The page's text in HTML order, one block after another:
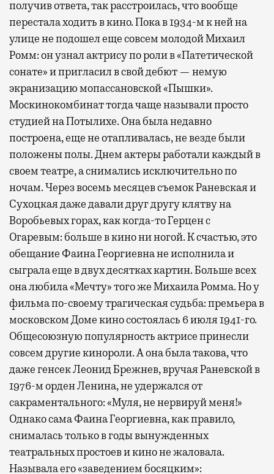
получив ответа, так расстроилась, что вообще
перестала ходить в кино. Пока в 1934-м к ней на
улице не подошел еще совсем молодой Михаил
Ромм: он узнал актрису по роли в «Патетической
сонате» и пригласил в свой дебют — немую
экранизацию мопассановской «Пышки».
Москинокомбинат тогда чаще называли просто
студией на Потылихе. Она была недавно
построена, еще не отапливалась, не везде были
положены полы. Днем актеры работали каждый в
своем театре, а снимались исключительно по
ночам. Через восемь месяцев съемок Раневская и
Сухоцкая даже давали друг другу клятву на
Воробьевых горах, как когда-то Герцен с
Огаревым: больше в кино ни ногой. К счастью, это
обещание Фаина Георгиевна не исполнила и
сыграла еще в двух десятках картин. Больше всех
она любила «Мечту» того же Михаила Ромма. Но у
фильма по-своему трагическая судьба: премьера в
московском Доме кино состоялась 6 июля 1941-го.
Общесоюзную популярность актрисе принесли
совсем другие кинороли. А она была такова, что
даже генсек Леонид Брежнев, вручая Раневской в
1976-м орден Ленина, не удержался от
сакраментального: «Муля, не нервируй меня!»
Однако сама Фаина Георгиевна, как правило,
снималась только в годы вынужденных
театральных простоев и кино не жаловала.
Называла его «заведением босяцким»: